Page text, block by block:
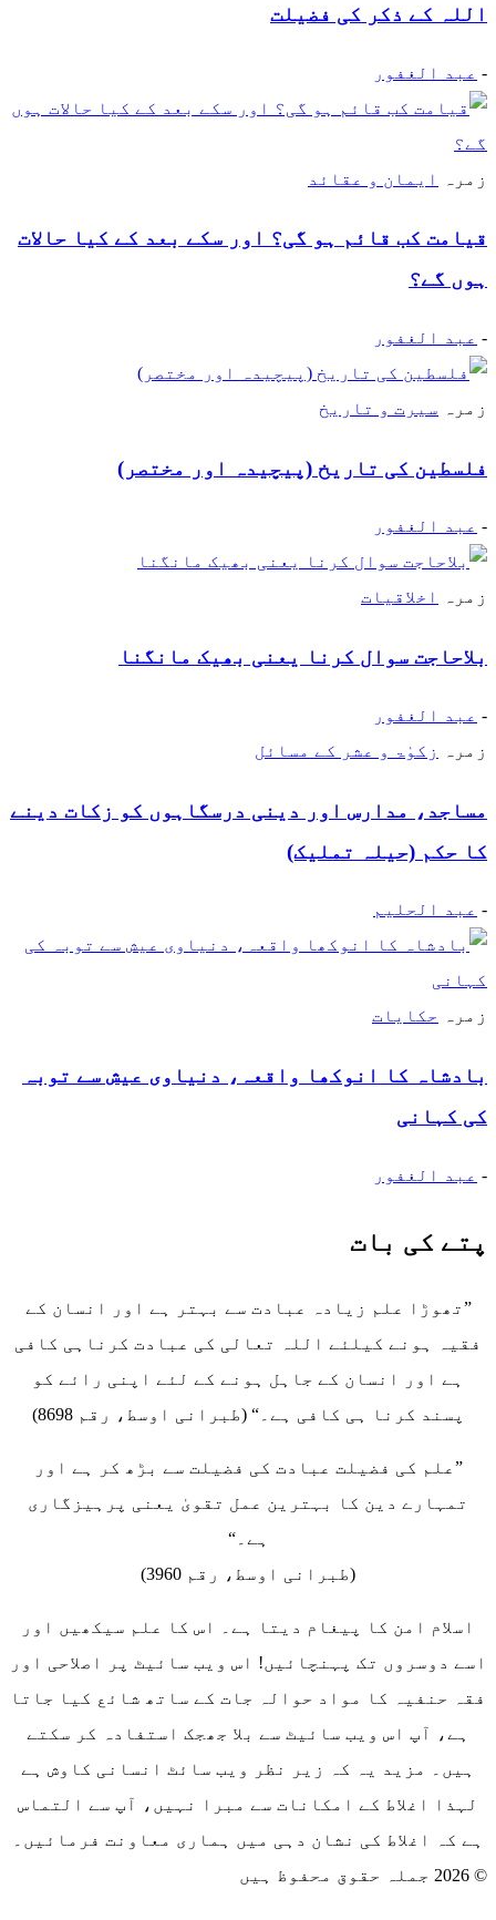
اللہ کے ذکر کی فضیلت
- عبد الغفور
زمرہ ایمان و عقائد
قیامت کب قائم ہو گی؟ اور سکے بعد کے کیا حالات
ہوں گے؟
- عبد الغفور
زمرہ سیرت و تاریخ
فلسطین کی تاریخ (پیچیدہ اور مختصر)
- عبد الغفور
زمرہ اخلاقیات
بلاحاجت سوال کرنا یعنی بھیک مانگنا
- عبد الغفور
زمرہ
زکوٰۃ و عشر کے مسائل
مساجد، مدارس اور دینی درسگاہوں کو زکات دینے
کا حکم (حیلہ تملیک)
- عبد الحلیم
زمرہ حکایات
بادشاہ کا انوکھا واقعہ، دنیاوی عیش سے توبہ
کی کہانی
- عبد الغفور
پتے کی بات
”تھوڑا علم زیادہ عبادت سے بہتر ہے اور انسان کے
فقیہ ہونے کیلئے اللہ تعالی کی عبادت کرناہی کافی
ہے اور انسان کے جاہل ہونے کے لئے اپنی رائے کو
پسند کرنا ہی کافی ہے۔“ (طبرانی اوسط، رقم 8698)
”علم کی فضیلت عبادت کی فضیلت سے بڑھ کر ہے اور
تمہارے دین کا بہترین عمل تقویٰ یعنی پرہیزگاری
ہے۔“
(طبرانی اوسط، رقم 3960)
اسلام امن کا پیغام دیتا ہے۔ اس کا علم سیکھیں اور
اسے دوسروں تک پہنچائیں! اس ویب سائیٹ پر اصلاحی اور
فقہ حنفیہ کا مواد حوالہ جات کے ساتھ شائع کیا جاتا
ہے، آپ اس ویب سائیٹ سے بلا جھجک استفادہ کر سکتے
ہیں۔ مزید یہ کہ زیر نظر ویب سائٹ انسانی کاوش ہے
لہذا اغلاط کے امکانات سے مبرا نہیں، آپ سے التماس
ہے کہ اغلاط کی نشان دہی میں ہماری معاونت فرمائیں۔
© 2026 جملہ حقوق محفوظ ہیں